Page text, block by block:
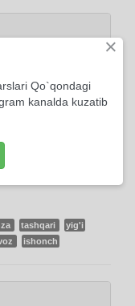
tashqari
yig'i
ishonch
×
Qo`qondagi
kanalda kuzatib